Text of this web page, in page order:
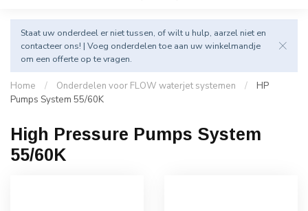
Staat uw onderdeel er niet tussen, of wilt u hulp, aarzel niet en
contacteer ons! | Voeg onderdelen toe aan uw winkelmandje
om een offerte op te vragen.
Home / Onderdelen voor FLOW waterjet systemen /
HP
Pumps System 55/60K
High Pressure Pumps System
55/60K